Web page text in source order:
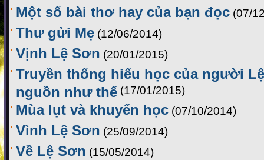
Một số bài thơ hay của bạn đọc (07/
Thư gửi Mẹ (12/06/2014)
Vịnh Lệ Sơn (20/01/2015)
Truyền thống hiếu học của người
nguồn như thế (17/01/2015)
Mùa lụt và khuyến học (07/10/2014)
Vình Lệ Sơn (25/09/2014)
Về Lệ Sơn (15/05/2014)